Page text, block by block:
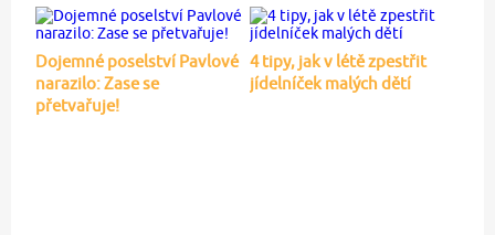
Dojemné poselství Pavlové
narazilo: Zase se
přetvařuje!
4 tipy, jak v létě zpestřit
jídelníček malých dětí